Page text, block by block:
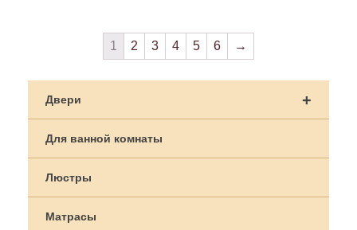
+
Двери
Для ванной комнаты
Люстры
Матрасы
1 2 3 4 5 6 →